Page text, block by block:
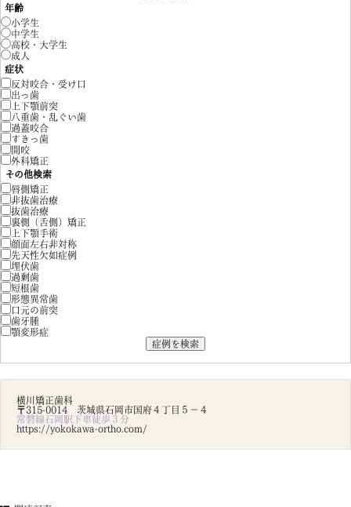
年齢
小学生
中学生
高校・大学生
成人
症状
反対咬合・受け口
出っ歯
上下顎前突
八重歯・乱ぐい歯
過蓋咬合
すきっ歯
開咬
外科矯正
その他検索
唇側矯正
非抜歯治療
抜歯治療
裏側（舌側）矯正
上下顎手術
顔面左右非対称
先天性欠如症例
埋伏歯
過剰歯
短根歯
形態異常歯
口元の前突
歯牙腫
顎変形症
横川矯正歯科
〒315-0014 茨城県石岡市国府４丁目５－４
常磐線石岡駅下車徒歩３分
https://yokokawa-ortho.com/